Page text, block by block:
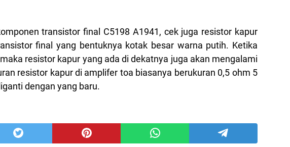
transistor final C5198 A1941, cek juga resistor kapur
final yang bentuknya kotak besar warna putih. Ketika
resistor kapur yang ada di dekatnya juga akan mengalami
resistor kapur di amplifer toa biasanya berukuran 0,5 ohm 5
dengan yang baru.